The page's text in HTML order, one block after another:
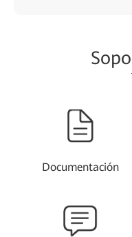
Sopo
Documentación